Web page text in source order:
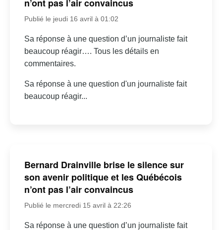
n’ont pas l’air convaincus
Publié le jeudi 16 avril à 01:02
Sa réponse à une question d’un journaliste fait
beaucoup réagir…. Tous les détails en
commentaires.
Sa réponse à une question d'un journaliste fait
beaucoup réagir...
Bernard Drainville brise le silence sur
son avenir politique et les Québécois
n’ont pas l’air convaincus
Publié le mercredi 15 avril à 22:26
Sa réponse à une question d’un journaliste fait